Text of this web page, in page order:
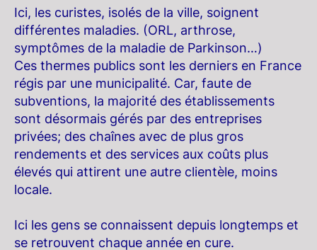
Ici, les curistes, isolés de la ville, soignent
différentes maladies. (ORL, arthrose,
symptômes de la maladie de Parkinson…)
Ces thermes publics sont les derniers en France
régis par une municipalité. Car, faute de
subventions, la majorité des établissements
sont désormais gérés par des entreprises
privées; des chaînes avec de plus gros
rendements et des services aux coûts plus
élevés qui attirent une autre clientèle, moins
locale.
Ici les gens se connaissent depuis longtemps et
se retrouvent chaque année en cure.